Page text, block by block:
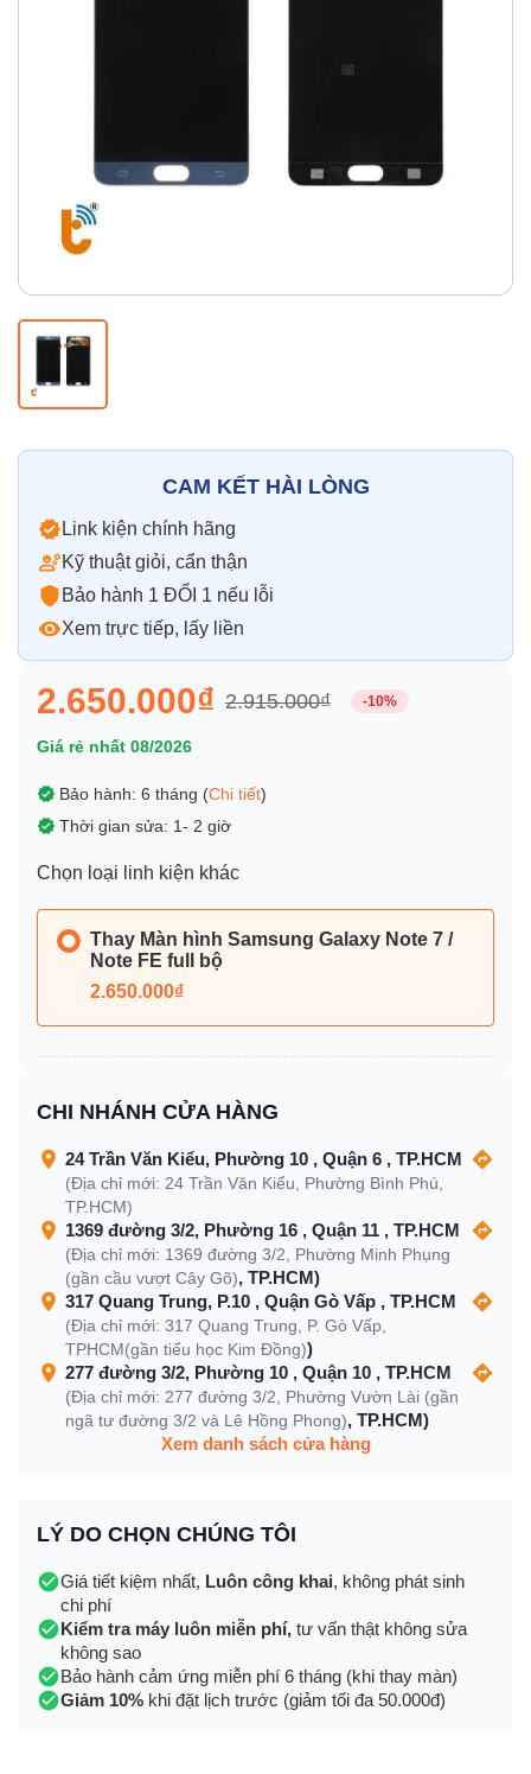
Thay vỏ
CAM KẾT HÀI LÒNG
Link kiện chính hãng
Kỹ thuật giỏi, cẩn thận
Bảo hành 1 ĐỔI 1 nếu lỗi
Xem trực tiếp, lấy liền
2.650.000₫ 2.915.000₫ -10%
Giá rẻ nhất 08/2026
Bảo hành: 6 tháng (Chi tiết)
Thời gian sửa: 1- 2 giờ
Chọn loại linh kiện khác
Thay Màn hình Samsung Galaxy Note 7 /
Note FE full bộ
2.650.000₫
CHI NHÁNH CỬA HÀNG
24 Trần Văn Kiểu, Phường 10 , Quận 6 , TP.HCM
(Địa chỉ mới: 24 Trần Văn Kiểu, Phường Bình Phú,
TP.HCM)
1369 đường 3/2, Phường 16 , Quận 11 , TP.HCM
(Địa chỉ mới: 1369 đường 3/2, Phường Minh Phụng
(gần cầu vượt Cây Gõ), TP.HCM)
317 Quang Trung, P.10 , Quận Gò Vấp , TP.HCM
(Địa chỉ mới: 317 Quang Trung, P. Gò Vấp,
TPHCM(gần tiểu học Kim Đồng))
277 đường 3/2, Phường 10 , Quận 10 , TP.HCM
(Địa chỉ mới: 277 đường 3/2, Phường Vườn Lài (gần
ngã tư đường 3/2 và Lê Hồng Phong), TP.HCM)
Xem danh sách cửa hàng
LÝ DO CHỌN CHÚNG TÔI
Giá tiết kiệm nhất, Luôn công khai, không phát sinh
chi phí
Kiểm tra máy luôn miễn phí, tư vấn thật không sửa
không sao
Bảo hành cảm ứng miễn phí 6 tháng (khi thay màn)
Giảm 10% khi đặt lịch trước (giảm tối đa 50.000đ)